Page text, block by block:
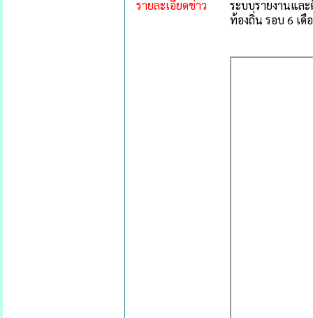
รายละเอียดข่าว
ระบบรายงานแล
ท้องถิ่น รอบ 6 เ